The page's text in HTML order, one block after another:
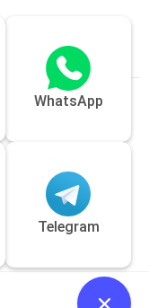
ДЛЯ
WhatsApp
Telegram